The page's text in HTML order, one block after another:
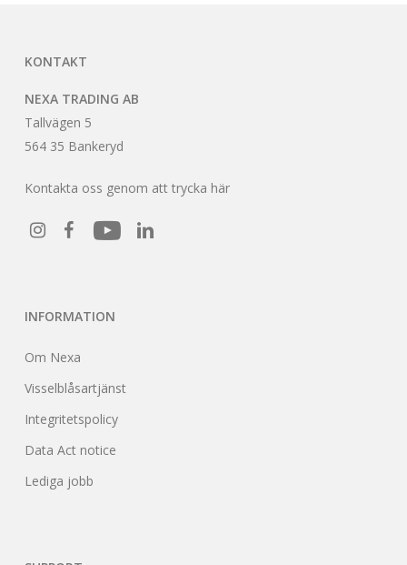
KONTAKT
NEXA TRADING AB
Tallvägen 5
564 35 Bankeryd
Kontakta oss genom att trycka här
INFORMATION
Om Nexa
Visselblåsartjänst
Integritetspolicy
Data Act notice
Lediga jobb